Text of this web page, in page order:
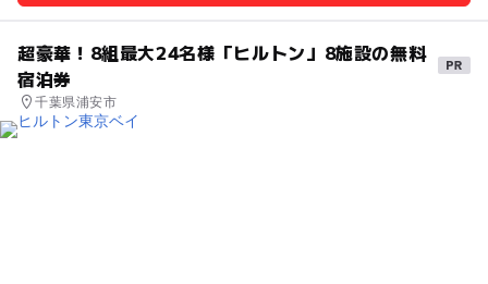
超豪華！8組最大24名様「ヒルトン」8施設の無料
宿泊券
千葉県浦安市